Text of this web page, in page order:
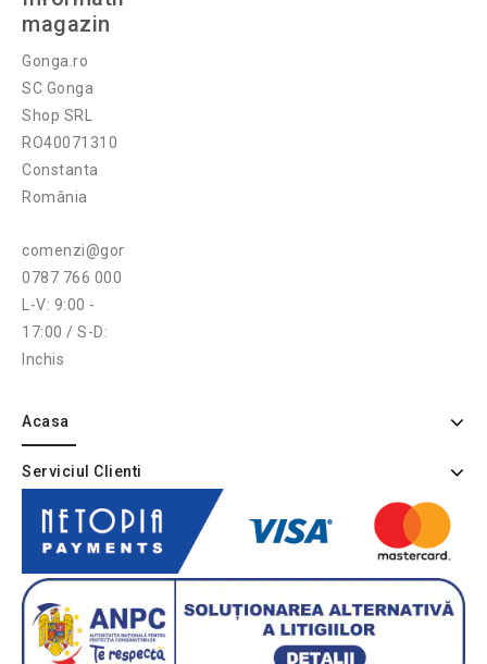
magazin
Gonga.ro
SC Gonga
Shop SRL
RO40071310
Constanta
România
comenzi@gonga.ro
0787 766 000
L-V: 9:00 -
17:00 / S-D:
Inchis
Acasa
Serviciul Clienti